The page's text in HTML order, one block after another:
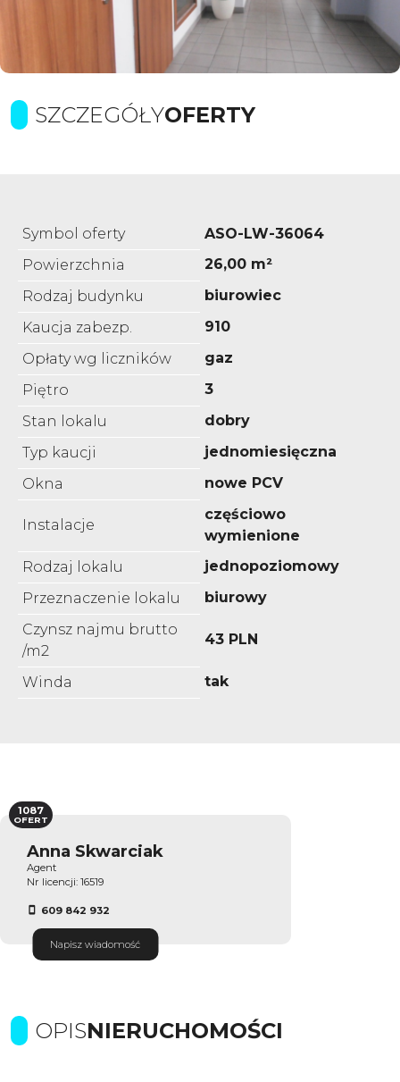
SZCZEGÓŁYOFERTY
Symbol oferty
ASO-LW-36064
Powierzchnia
26,00 m²
Rodzaj budynku
biurowiec
Kaucja zabezp.
910
Opłaty wg liczników
gaz
Piętro
3
Stan lokalu
dobry
Typ kaucji
jednomiesięczna
Okna
nowe PCV
Instalacje
częściowo
wymienione
Rodzaj lokalu
jednopoziomowy
Przeznaczenie lokalu
biurowy
Czynsz najmu brutto
/m2
43 PLN
Winda tak
Anna Skwarciak
Agent
Nr licencji: 16519
609 842 932
Napisz wiadomość
1087
OFERT
OPISNIERUCHOMOŚCI